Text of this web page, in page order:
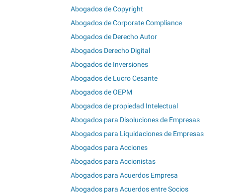
Abogados de Copyright
Abogados de Corporate Compliance
Abogados de Derecho Autor
Abogados Derecho Digital
Abogados de Inversiones
Abogados de Lucro Cesante
Abogados de OEPM
Abogados de propiedad Intelectual
Abogados para Disoluciones de Empresas
Abogados para Liquidaciones de Empresas
Abogados para Acciones
Abogados para Accionistas
Abogados para Acuerdos Empresa
Abogados para Acuerdos entre Socios